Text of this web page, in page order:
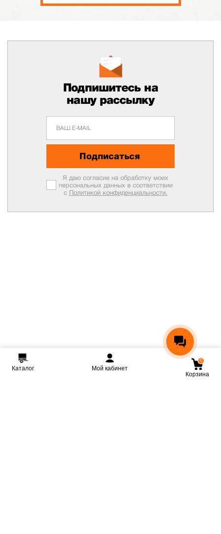
Подпишитесь на
нашу рассылку
Подписаться
Я даю согласие на обработку моих
персональных данных в соответствии
с Политикой конфиденциальности.
Каталог Мой кабинет
0
Корзина